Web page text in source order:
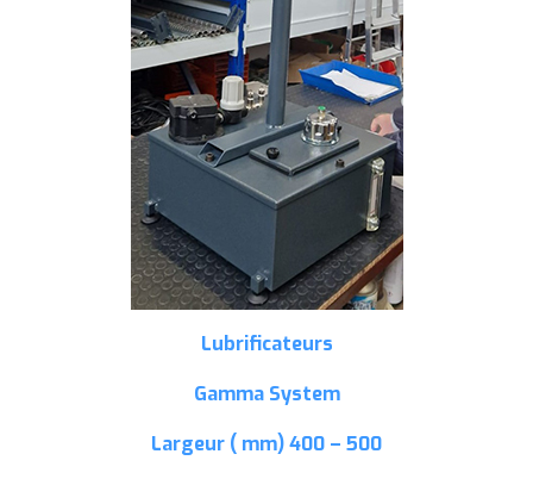
Lubrificateurs
Gamma System
Largeur ( mm)400 – 500